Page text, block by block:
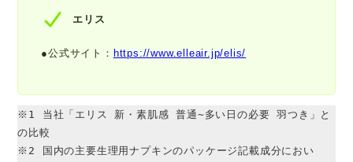
エリス
●公式サイト： https://www.elleair.jp/elis/
※1 当社「エリス 新・素肌感 普通~多い日の必要 羽つき」と
の比較
※2 国内の主要生理用ナプキンのパッケージ記載成分におい